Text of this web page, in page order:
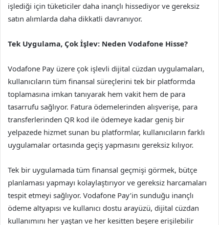
işlediği için tüketiciler daha inançlı hissediyor ve gereksiz
satın alımlarda daha dikkatli davranıyor.
Tek Uygulama, Çok İşlev: Neden Vodafone Hisse?
Vodafone Pay üzere çok işlevli dijital cüzdan uygulamaları,
kullanıcıların tüm finansal süreçlerini tek bir platformda
toplamasına imkan tanıyarak hem vakit hem de para
tasarrufu sağlıyor. Fatura ödemelerinden alışverişe, para
transferlerinden QR kod ile ödemeye kadar geniş bir
yelpazede hizmet sunan bu platformlar, kullanıcıların farklı
uygulamalar ortasında geçiş yapmasını gereksiz kılıyor.
Tek bir uygulamada tüm finansal geçmişi görmek, bütçe
planlaması yapmayı kolaylaştırıyor ve gereksiz harcamaları
tespit etmeyi sağlıyor. Vodafone Pay’in sunduğu inançlı
ödeme altyapısı ve kullanıcı dostu arayüzü, dijital cüzdan
kullanımını her yaştan ve her kesitten beşere erişilebilir